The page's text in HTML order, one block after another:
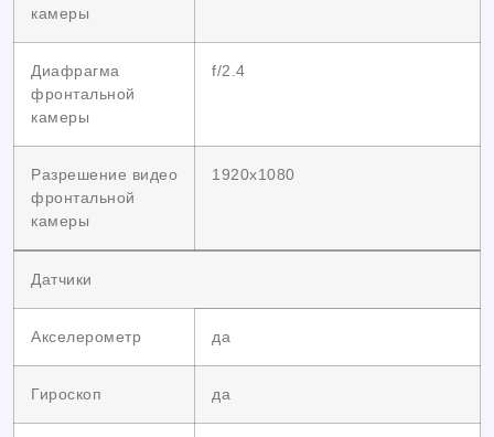
камеры
Диафрагма
фронтальной
камеры
f/2.4
Разрешение видео
фронтальной
камеры
1920х1080
Датчики
Акселерометр да
Гироскоп да